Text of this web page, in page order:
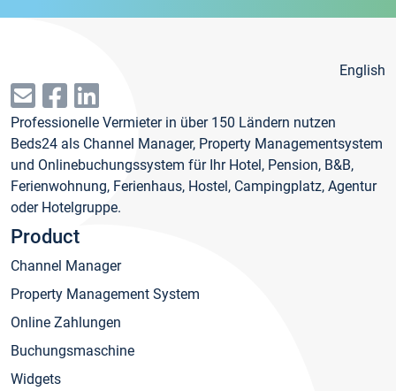
English
Professionelle Vermieter in über 150 Ländern nutzen
Beds24 als Channel Manager, Property Managementsystem
und Onlinebuchungssystem für Ihr Hotel, Pension, B&B,
Ferienwohnung, Ferienhaus, Hostel, Campingplatz, Agentur
oder Hotelgruppe.
Product
Channel Manager
Property Management System
Online Zahlungen
Buchungsmaschine
Widgets